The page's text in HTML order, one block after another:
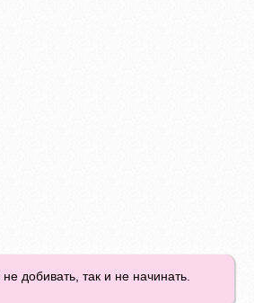
добивать, так и не начинать.